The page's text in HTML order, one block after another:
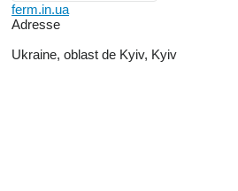
ferm.in.ua
Adresse
Ukraine, oblast de Kyiv, Kyiv